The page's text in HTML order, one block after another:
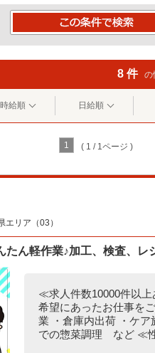
8 件 の
時給順 日給順
1 ( 1 / 1ページ )
リア（03）
たん軽作業♪加工、検査、
≪求人件数10000件以
希望にあったお仕事を
業 ・倉庫内出荷 ・ケア
での惣菜調理 など ≪